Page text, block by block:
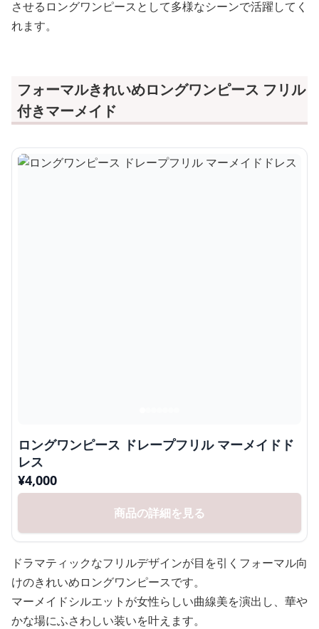
させるロングワンピースとして多様なシーンで活躍してく
れます。
フォーマルきれいめロングワンピース フリル
付きマーメイド
ロングワンピース ドレープフリル マーメイドド
レス
¥4,000
商品の詳細を見る
ドラマティックなフリルデザインが目を引くフォーマル向
けのきれいめロングワンピースです。
マーメイドシルエットが女性らしい曲線美を演出し、華や
かな場にふさわしい装いを叶えます。